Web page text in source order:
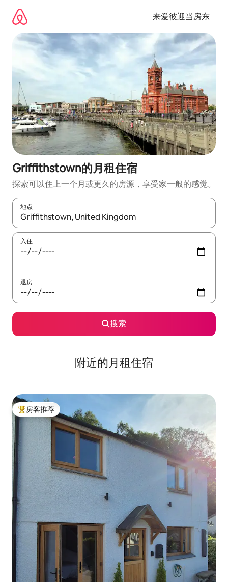
来爱彼迎当房东
Griffithstown的月租住宿
探索可以住上一个月或更久的房源，享受家一般的感觉。
地点
如有搜索结果，请使用上下方向键查看，或通过点击或滑动手势
入住
退房
搜索
附近的月租住宿
热门「房客推荐」
房客推荐